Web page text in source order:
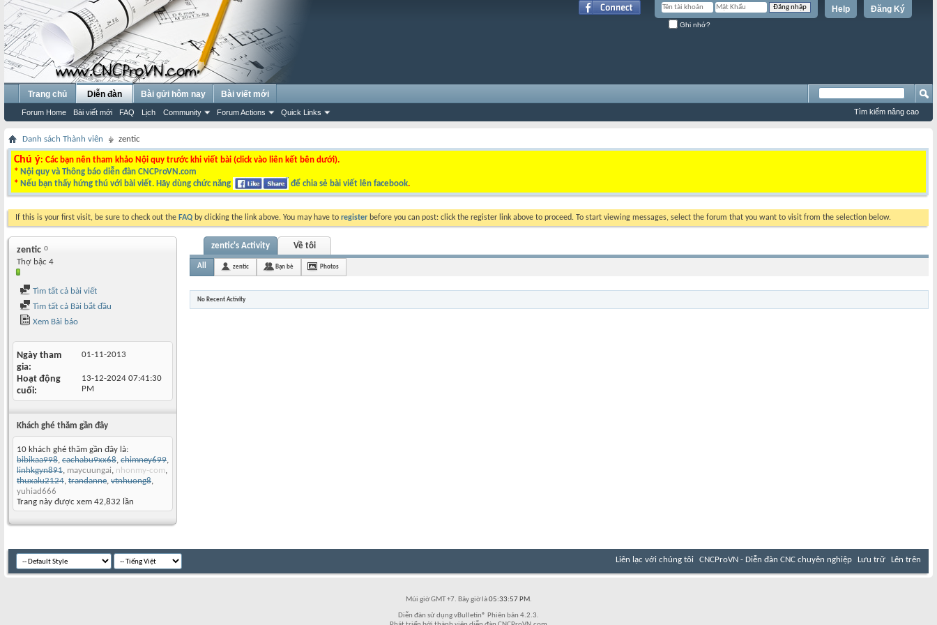
Đăng Ký
Help
Ghi nhớ?
Trang chủ Diễn đàn
Forum Home Bài viết mới FAQ Lịch Community Forum Actions Quick Links
Bài gửi hôm nay Bài viết mới
Tìm kiếm nâng cao
Danh sách Thành viên zentic
Chú ý: Các bạn nên tham khảo Nội quy trước khi viết bài (click vào liên kết bên dưới).
* Nội quy và Thông báo diễn đàn CNCProVN.com
* Nếu bạn thấy hứng thú với bài viết. Hãy dùng chức năng để chia sẻ bài viết lên facebook.
If this is your first visit, be sure to check out the FAQ by clicking the link above. You may have to register before you can post: click the register link above to proceed. To start viewing messages, select the forum that you want to visit from the selection below.
zentic
Thợ bậc 4
Tìm tất cả bài viết
Tìm tất cả Bài bắt đầu
Xem Bài báo
Ngày tham
gia
01-11-2013
Hoạt động
cuối
13-12-2024 07:41:30
PM
Khách ghé thăm gần đây
10 khách ghé thăm gần đây là:
bibikaa998, cachabu9xx68, chimney699,
linhkgyn891, maycuungai, nhonmy-com,
thuxalu2124, trandanne, vtnhuong8,
yuhiad666
Trang này được xem 42,832 lần
zentic's Activity Về tôi
All zentic Bạn bè Photos
No Recent Activity
Liên lạc với chúng tôi CNCProVN - Diễn đàn CNC chuyên nghiệp Lưu trữ Lên trên
Múi giờ GMT +7. Bây giờ là05:33:57 PM.
Diễn đàn sử dụng vBulletin® Phiên bản 4.2.3.